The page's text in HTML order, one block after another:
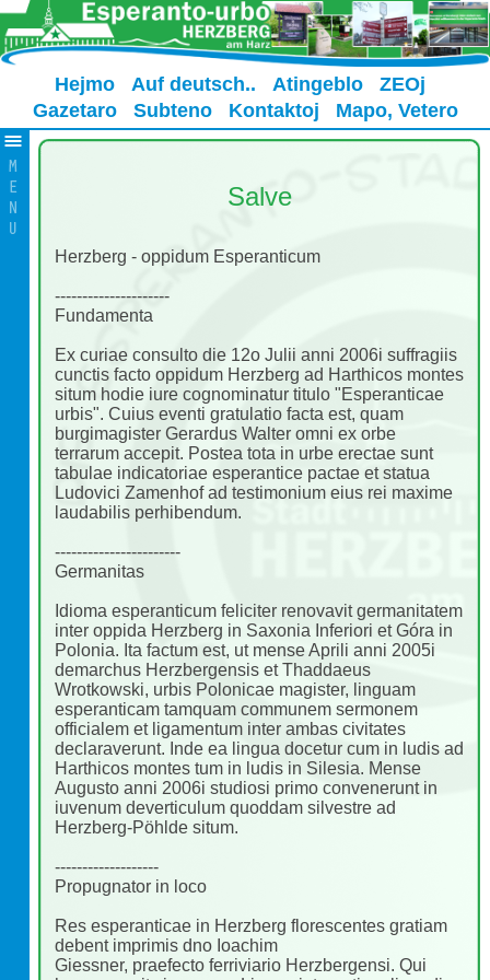
Hejmo Auf deutsch.. Atingeblo
ZEOj
Gazetaro
Subteno Kontaktoj Mapo, Vetero
Salve
Herzberg - oppidum Esperanticum
---------------------
Fundamenta
Ex curiae consulto die 12o Julii anni 2006i suffragiis
cunctis facto oppidum Herzberg ad Harthicos montes
situm hodie iure cognominatur titulo "Esperanticae
urbis". Cuius eventi gratulatio facta est, quam
burgimagister Gerardus Walter omni ex orbe
terrarum accepit. Postea tota in urbe erectae sunt
tabulae indicatoriae esperantice pactae et statua
Ludovici Zamenhof ad testimonium eius rei maxime
laudabilis perhibendum.
-----------------------
Germanitas
Idioma esperanticum feliciter renovavit germanitatem
inter oppida Herzberg in Saxonia Inferiori et Góra in
Polonia. Ita factum est, ut mense Aprili anni 2005i
demarchus Herzbergensis et Thaddaeus
Wrotkowski, urbis Polonicae magister, linguam
esperanticam tamquam communem sermonem
officialem et ligamentum inter ambas civitates
declaraverunt. Inde ea lingua docetur cum in ludis ad
Harthicos montes tum in ludis in Silesia. Mense
Augusto anni 2006i studiosi primo convenerunt in
iuvenum deverticulum quoddam silvestre ad
Herzberg-Pöhlde situm.
-------------------
Propugnator in loco
Res esperanticae in Herzberg florescentes gratiam
debent imprimis dno Ioachim
Giessner, praefecto ferriviario Herzbergensi. Qui